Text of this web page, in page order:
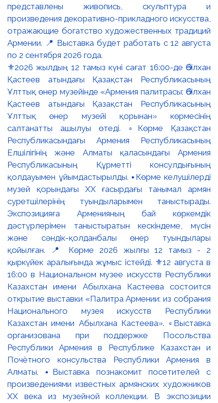
⚜️2026 жылдың 12 тамыз күні сағат 16:00-де Әбілхан
Қастеев атындағы Қазақстан Республикасының
Ұлттық өнер музейінде «Армения палитрасы: Әбілхан
Қастеев атындағы Қазақстан Республикасының
Ұлттық өнер музейі қорынан» көрмесінің
салтанатты ашылуы өтеді. ▫️Көрме Қазақстан
Республикасындағы Армения Республикасының
Елшілігінің және Алматы қаласындағы Армения
Республикасының Құрметті консулдығының
қолдауымен ұйымдастырылды. ▪️Көрме келушілерді
музей қорындағы ХХ ғасырдағы танымал армян
суретшілерінің туындыларымен таныстырады.
Экспозицияға Арменияның бай көркемдік
дәстүрлерімен таныстыратын кескіндеме, мүсін
және сәндік-қолданбалы өнер туындылары
қойылған. 📍 Көрме 2026 жылғы 12 тамыз - 2
қыркүйек аралығында жұмыс істейді. ⚜️12 августа в
16:00 в Национальном музее искусств Республики
Казахстан имени Абылхана Кастеева состоится
открытие выставки «Палитра Армении: из собрания
Национального музея искусств Республики
Казахстан имени Абылхана Кастеева». ▫️Выставка
организована при поддержке Посольства
Республики Армения в Республике Казахстан и
Почётного консульства Республики Армения в
Алматы. ▪️Выставка познакомит посетителей с
произведениями известных армянских художников
XX века из музейной коллекции. В экспозиции